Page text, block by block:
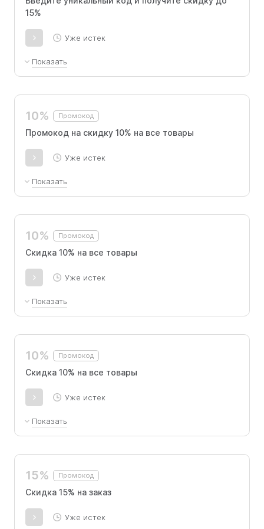
15%
Уже истек
Показать
Скидка 5% на повторные покупки
10% Промокод
Промокод на скидку 10% на все товары
Уже истек
Показать
действующими скидками. Скидка -5% на
действующими скидками
10% Промокод
Скидка 10% на все товары
Уже истек
Показать
10% Промокод
Скидка 10% на все товары
Уже истек
Показать
15% Промокод
Скидка 15% на заказ
Уже истек